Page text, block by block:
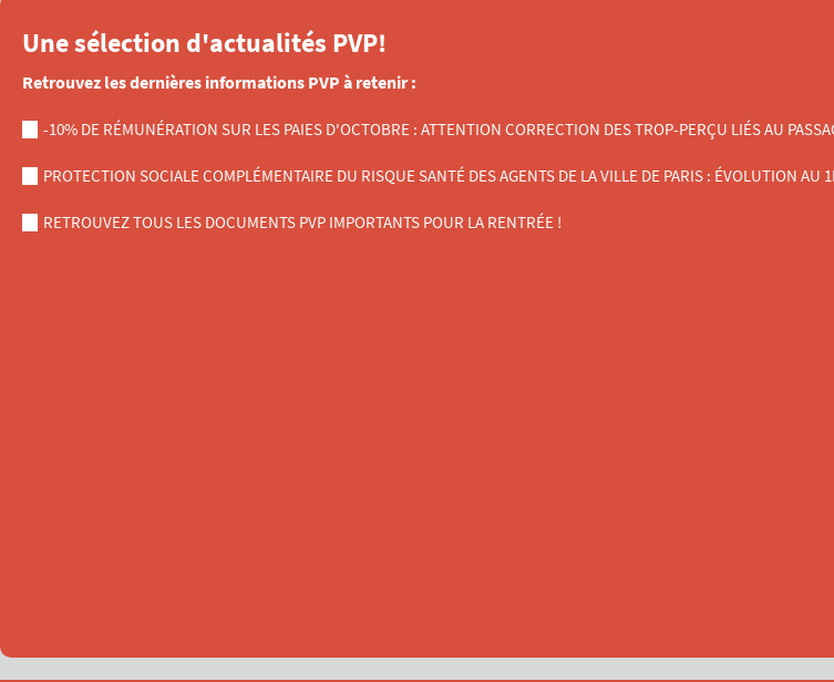
Une sélection d'actualités PVP!
Retrouvez les dernières informations PVP à retenir :
-10% DE RÉMUNÉRATION SUR LES PAIES D'OCTOBRE : ATTENTION CORRECTION DES TROP-PERÇU LIÉS AU
PROTECTION SOCIALE COMPLÉMENTAIRE DU RISQUE SANTÉ DES AGENTS DE LA VILLE DE PARIS : ÉVOLUTION AU
RETROUVEZ TOUS LES DOCUMENTS PVP IMPORTANTS POUR LA RENTRÉE !